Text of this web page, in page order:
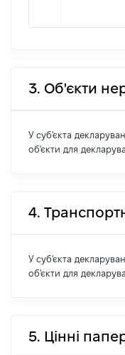
3. Об'єкти
У суб'єкта
об'єкти для
4.
У суб'єкта
об'єкти для
5. Цінні